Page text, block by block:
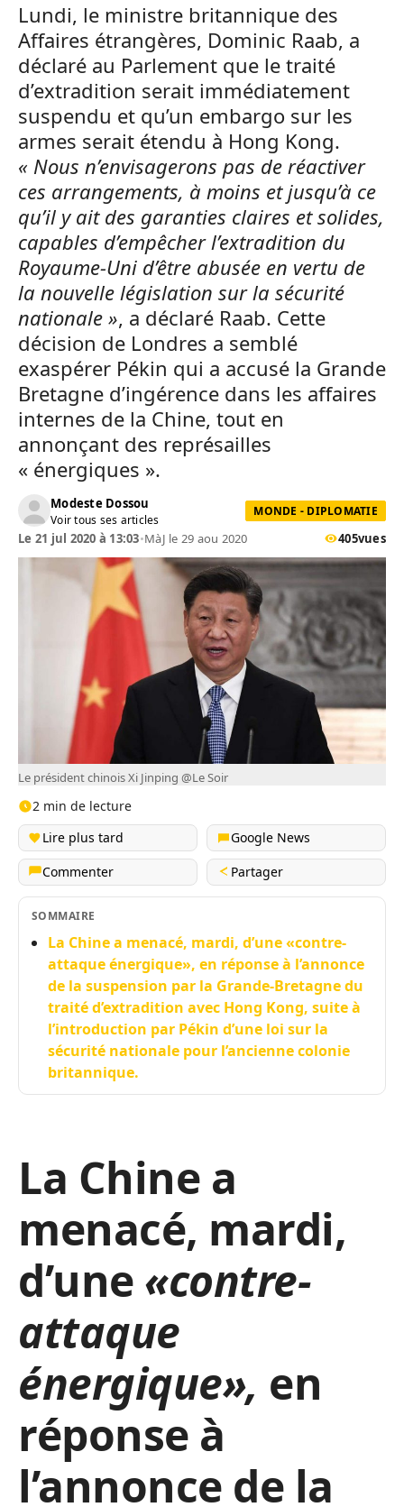
Lundi, le ministre britannique des
Affaires étrangères, Dominic Raab, a
déclaré au Parlement que le traité
d’extradition serait immédiatement
suspendu et qu’un embargo sur les
armes serait étendu à Hong Kong.
« Nous n’envisagerons pas de réactiver
ces arrangements, à moins et jusqu’à ce
qu’il y ait des garanties claires et solides,
capables d’empêcher l’extradition du
Royaume-Uni d’être abusée en vertu de
la nouvelle législation sur la sécurité
nationale », a déclaré Raab. Cette
décision de Londres a semblé
exaspérer Pékin qui a accusé la Grande
Bretagne d’ingérence dans les affaires
internes de la Chine, tout en
annonçant des représailles
« énergiques ».
Modeste Dossou
Voir tous ses articles
MONDE - DIPLOMATIE
Le 21 jul 2020 à 13:03•MàJ le 29 aou 2020 405vues
Le président chinois Xi Jinping @Le Soir
2 min de lecture
Lire plus tard
Google News
Commenter
Partager
SOMMAIRE
La Chine a menacé, mardi, d’une «contre-
attaque énergique», en réponse à l’annonce
de la suspension par la Grande-Bretagne du
traité d’extradition avec Hong Kong, suite à
l’introduction par Pékin d’une loi sur la
sécurité nationale pour l’ancienne colonie
britannique.
La Chine a
menacé, mardi,
d’une «contre-
attaque
énergique», en
réponse à
l’annonce de la